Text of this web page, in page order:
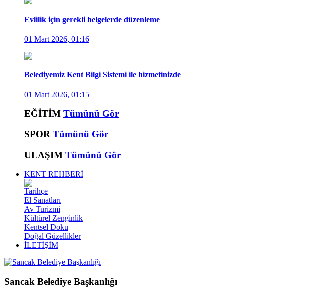
Evlilik için gerekli belgelerde düzenleme
01 Mart 2026, 01:16
Belediyemiz Kent Bilgi Sistemi ile hizmetinizde
01 Mart 2026, 01:15
EĞİTİM Tümünü Gör
SPOR Tümünü Gör
ULAŞIM Tümünü Gör
KENT REHBERİ
Tarihçe
El Sanatları
Av Turizmi
Kültürel Zenginlik
Kentsel Doku
Doğal Güzellikler
İLETİŞİM
Sancak Belediye Başkanlığı